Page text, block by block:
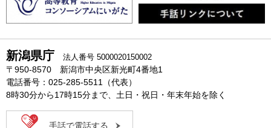
新潟県庁 法人番号 5000020150002
〒950-8570 新潟市中央区新光町4番地1
電話番号：025-285-5511（代表）
8時30分から17時15分まで、土日・祝日・年末年始を除く
手話で電話する